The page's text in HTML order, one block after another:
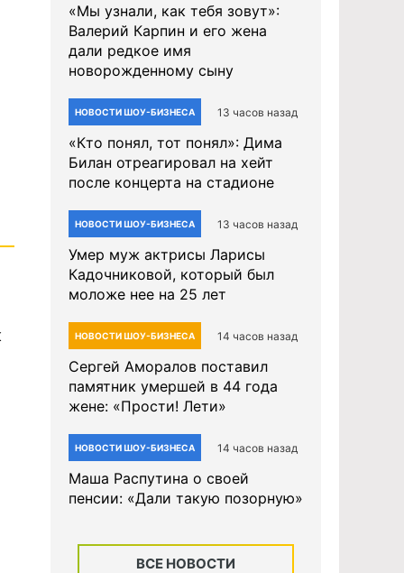
«Мы узнали, как тебя зовут»:
Валерий Карпин и его жена
дали редкое имя
новорожденному сыну
НОВОСТИ ШОУ-БИЗНЕСА 13 часов назад
«Кто понял, тот понял»: Дима
Билан отреагировал на хейт
после концерта на стадионе
НОВОСТИ ШОУ-БИЗНЕСА 13 часов назад
Умер муж актрисы Ларисы
Кадочниковой, который был
моложе нее на 25 лет
НОВОСТИ ШОУ-БИЗНЕСА 14 часов назад
Сергей Аморалов поставил
памятник умершей в 44 года
жене: «Прости! Лети»
НОВОСТИ ШОУ-БИЗНЕСА 14 часов назад
Маша Распутина о своей
пенсии: «Дали такую позорную»
ВСЕ НОВОСТИ